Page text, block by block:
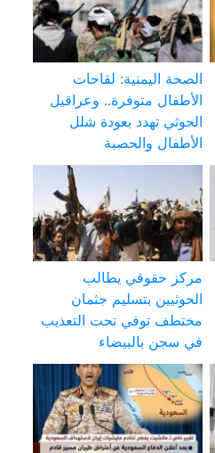
الصحة اليمنية: لقاحات
الأطفال متوفرة.. وعراقيل
الحوثي تهدد بعودة شلل
الأطفال والحصبة
مركز حقوقي يطالب
الحوثيين بتسليم جثمان
مختطف توفي تحت التعذيب
في سجن بالبيضاء